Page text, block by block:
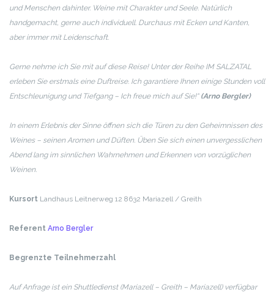
und Menschen dahinter. Weine mit Charakter und Seele. Natürlich
handgemacht, gerne auch individuell. Durchaus mit Ecken und Kanten,
aber immer mit Leidenschaft.
Gerne nehme ich Sie mit auf diese Reise! Unter der Reihe IM SALZATAL
erleben Sie erstmals eine Duftreise. Ich garantiere Ihnen einige Stunden voll
Entschleunigung und Tiefgang – Ich freue mich auf Sie!“ (Arno Bergler)
In einem Erlebnis der Sinne öffnen sich die Türen zu den Geheimnissen des
Weines – seinen Aromen und Düften. Üben Sie sich einen unvergesslichen
Abend lang im sinnlichen Wahrnehmen und Erkennen von vorzüglichen
Weinen.
Kursort Landhaus Leitnerweg 12 8632 Mariazell / Greith
Referent Arno Bergler
Begrenzte Teilnehmerzahl
Auf Anfrage ist ein Shuttledienst (Mariazell – Greith – Mariazell) verfügbar